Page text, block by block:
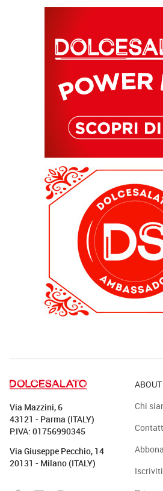
Via Mazzini, 6
43121 - Parma (ITALY)
P.IVA: 01756990345
Via Giuseppe Pecchio, 14
20131 - Milano (ITALY)
Chi